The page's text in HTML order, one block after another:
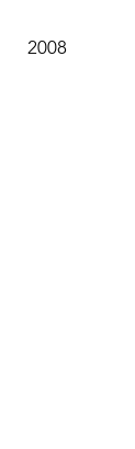
2008